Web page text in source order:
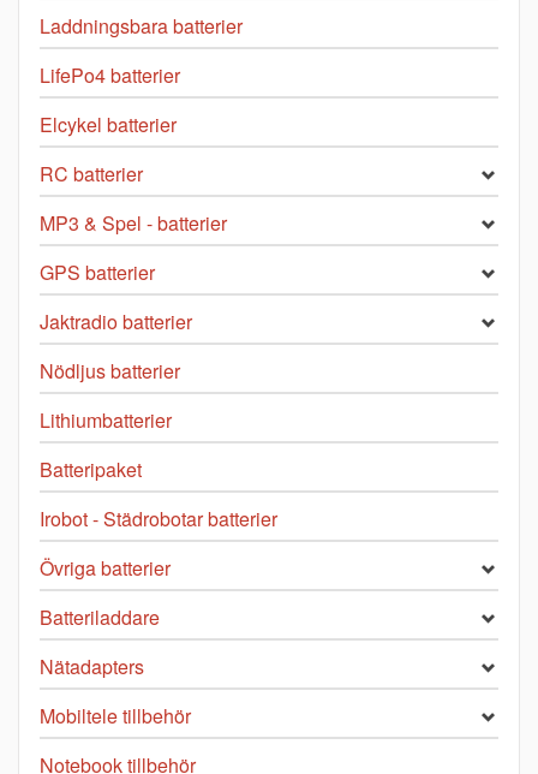
Laddningsbara batterier
LifePo4 batterier
Elcykel batterier
RC batterier
MP3 & Spel - batterier
GPS batterier
Jaktradio batterier
Nödljus batterier
Lithiumbatterier
Batteripaket
Irobot - Städrobotar batterier
Övriga batterier
Batteriladdare
Nätadapters
Mobiltele tillbehör
Notebook tillbehör